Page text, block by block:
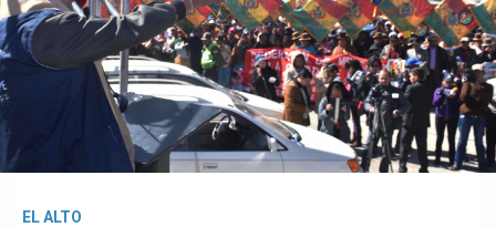
EL ALTO